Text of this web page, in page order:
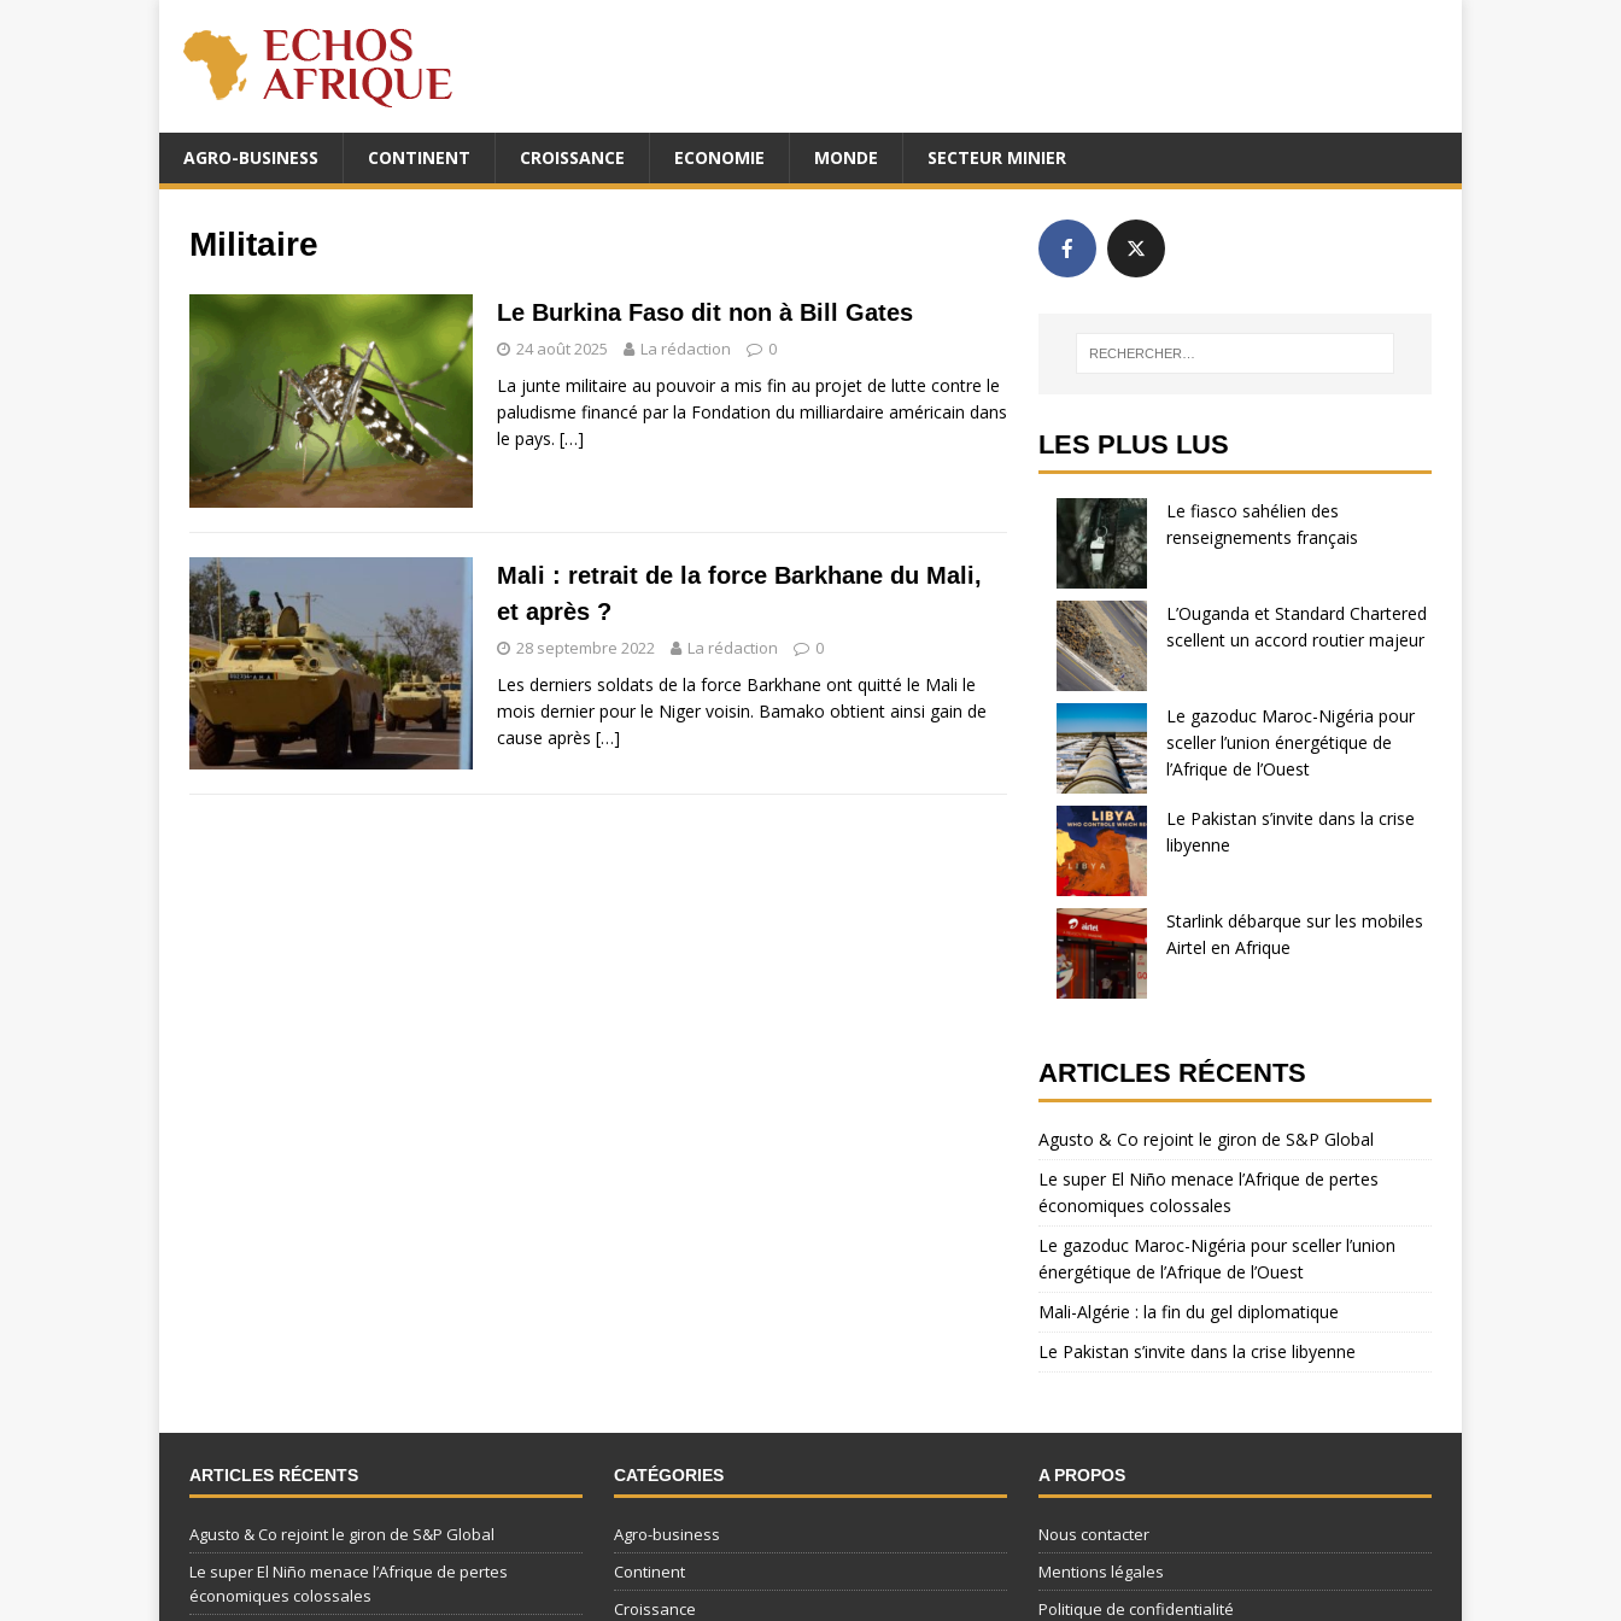
AGRO-BUSINESS CONTINENT CROISSANCE ECONOMIE MONDE SECTEUR MINIER
Militaire
Le Burkina Faso dit non à Bill Gates
24 août 2025 La rédaction 0
La junte militaire au pouvoir a mis fin au projet de lutte contre le
paludisme financé par la Fondation du milliardaire américain dans
le pays. […]
Mali : retrait de la force Barkhane du Mali,
et après ?
28 septembre 2022 La rédaction 0
Les derniers soldats de la force Barkhane ont quitté le Mali le
mois dernier pour le Niger voisin. Bamako obtient ainsi gain de
cause après […]
LES PLUS LUS
Le fiasco sahélien des
renseignements français
L’Ouganda et Standard Chartered
scellent un accord routier majeur
Le gazoduc Maroc-Nigéria pour
sceller l’union énergétique de
l’Afrique de l’Ouest
Le Pakistan s’invite dans la crise
libyenne
Starlink débarque sur les mobiles
Airtel en Afrique
ARTICLES RÉCENTS
Agusto & Co rejoint le giron de S&P Global
Le super El Niño menace l’Afrique de pertes
économiques colossales
Le gazoduc Maroc-Nigéria pour sceller l’union
énergétique de l’Afrique de l’Ouest
Mali-Algérie : la fin du gel diplomatique
Le Pakistan s’invite dans la crise libyenne
ARTICLES RÉCENTS
Agusto & Co rejoint le giron de S&P Global
Le super El Niño menace l’Afrique de pertes
économiques colossales
CATÉGORIES
Agro-business
Continent
Croissance
A PROPOS
Nous contacter
Mentions légales
Politique de confidentialité